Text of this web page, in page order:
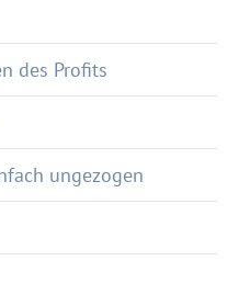
des Profits
ungezogen